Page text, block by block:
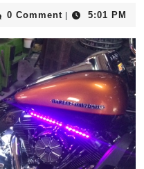
0 Comment 5:01 PM